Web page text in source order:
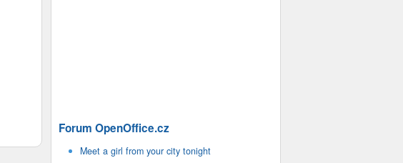
Forum OpenOffice.cz
Meet a girl from your city tonight